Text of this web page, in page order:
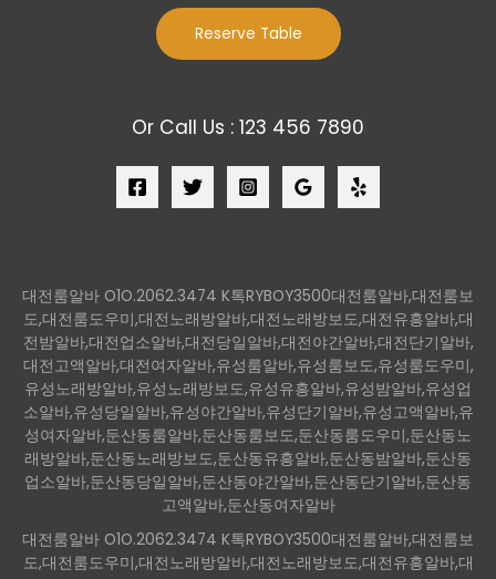
Reserve Table
Or Call Us : 123 456 7890
대전룸알바 O1O.2062.3474 K톡RYBOY3500대전룸알바,대전룸보
도,대전룸도우미,대전노래방알바,대전노래방보도,대전유흥알바,대
전밤알바,대전업소알바,대전당일알바,대전야간알바,대전단기알바,
대전고액알바,대전여자알바,유성룸알바,유성룸보도,유성룸도우미,
유성노래방알바,유성노래방보도,유성유흥알바,유성밤알바,유성업
소알바,유성당일알바,유성야간알바,유성단기알바,유성고액알바,유
성여자알바,둔산동룸알바,둔산동룸보도,둔산동룸도우미,둔산동노
래방알바,둔산동노래방보도,둔산동유흥알바,둔산동밤알바,둔산동
업소알바,둔산동당일알바,둔산동야간알바,둔산동단기알바,둔산동
고액알바,둔산동여자알바
대전룸알바 O1O.2062.3474 K톡RYBOY3500대전룸알바,대전룸보
도,대전룸도우미,대전노래방알바,대전노래방보도,대전유흥알바,대